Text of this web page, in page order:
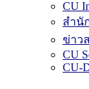
CU
สำนั
ข่าว
CU
CU-